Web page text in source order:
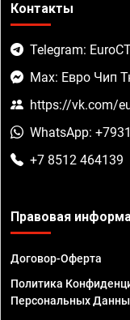
Контакты
Telegram:
Max: Евро Чип
https://vk.com/
WhatsApp:
+7 8512 464139
Правовая
Договор-Оферта
Политика
Персональных